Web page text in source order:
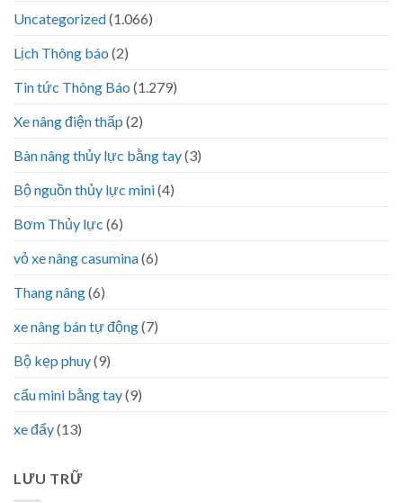
Uncategorized(1.066)
Lịch Thông báo (2)
Tin tức Thông Báo (1.279)
Xe nâng điện thấp (2)
Bàn nâng thủy lực bằng tay(3)
Bộ nguồn thủy lực mini(4)
Bơm Thủy lực (6)
vỏ xe nâng casumina(6)
Thang nâng(6)
xe nâng bán tự động(7)
Bộ kẹp phuy(9)
cẩu mini bằng tay(9)
xe đẩy(13)
LƯU TRỮ